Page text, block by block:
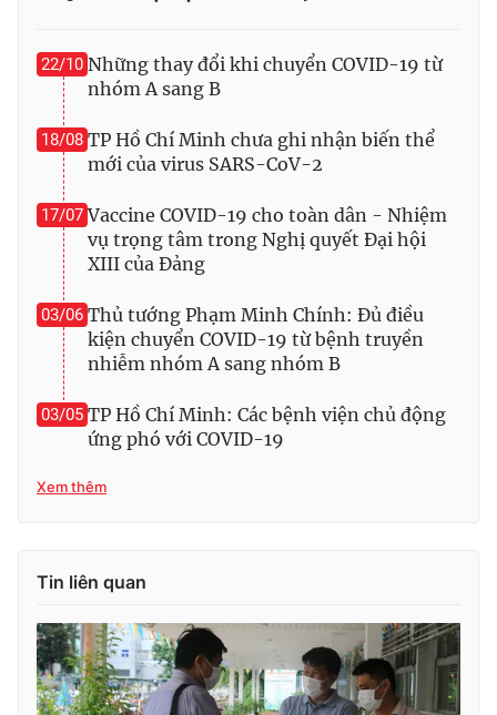
22/10 Những thay đổi khi chuyển COVID-19 từ
nhóm A sang B
18/08 TP Hồ Chí Minh chưa ghi nhận biến thể
mới của virus SARS-CoV-2
17/07 Vaccine COVID-19 cho toàn dân - Nhiệm
vụ trọng tâm trong Nghị quyết Đại hội
XIII của Đảng
03/06 Thủ tướng Phạm Minh Chính: Đủ điều
kiện chuyển COVID-19 từ bệnh truyền
nhiễm nhóm A sang nhóm B
03/05 TP Hồ Chí Minh: Các bệnh viện chủ động
ứng phó với COVID-19
Xem thêm
Tin liên quan